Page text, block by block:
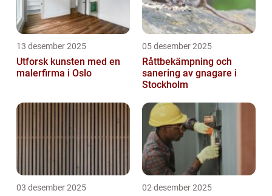
13 desember 2025
Utforsk kunsten med en
malerfirma i Oslo
05 desember 2025
Råttbekämpning och
sanering av gnagare i
Stockholm
03 desember 2025 02 desember 2025